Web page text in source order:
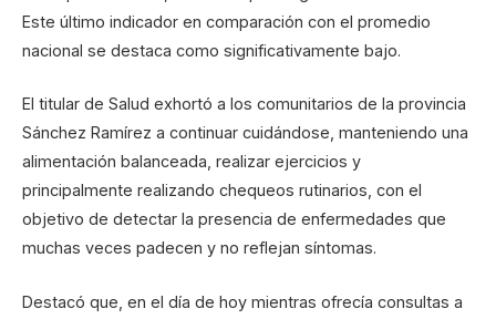
Este último indicador en comparación con el promedio
nacional se destaca como significativamente bajo.
El titular de Salud exhortó a los comunitarios de la provincia
Sánchez Ramírez a continuar cuidándose, manteniendo una
alimentación balanceada, realizar ejercicios y
principalmente realizando chequeos rutinarios, con el
objetivo de detectar la presencia de enfermedades que
muchas veces padecen y no reflejan síntomas.
Destacó que, en el día de hoy mientras ofrecía consultas a